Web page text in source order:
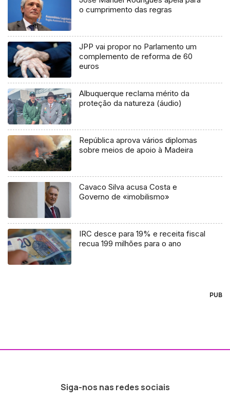
o cumprimento das regras
JPP vai propor no Parlamento um
complemento de reforma de 60
euros
Albuquerque reclama mérito da
proteção da natureza (áudio)
República aprova vários diplomas
sobre meios de apoio à Madeira
Cavaco Silva acusa Costa e
Governo de «imobilismo»
IRC desce para 19% e receita fiscal
recua 199 milhões para o ano
PUB
Siga-nos nas redes sociais